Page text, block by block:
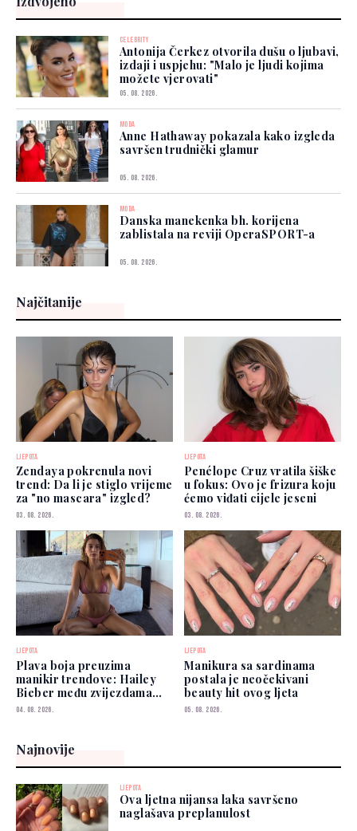
CELEBRITY
Antonija Čerkez otvorila dušu o ljubavi,
izdaji i uspjehu: "Malo je ljudi kojima
možete vjerovati"
05. 08. 2026.
MODA
Anne Hathaway pokazala kako izgleda
savršen trudnički glamur
05. 08. 2026.
MODA
Danska manekenka bh. korijena
zablistala na reviji OperaSPORT-a
05. 08. 2026.
Najčitanije
LJEPOTA
Zendaya pokrenula novi
trend: Da li je stiglo vrijeme
za "no mascara" izgled?
03. 08. 2026.
LJEPOTA
Penélope Cruz vratila šiške
u fokus: Ovo je frizura koju
ćemo viđati cijele jeseni
03. 08. 2026.
LJEPOTA
Plava boja preuzima
manikir trendove: Hailey
Bieber među zvijezdama
koje je već nose
04. 08. 2026.
LJEPOTA
Manikura sa sardinama
postala je neočekivani
beauty hit ovog ljeta
05. 08. 2026.
Najnovije
LJEPOTA
Ova ljetna nijansa laka savršeno
naglašava preplanulost